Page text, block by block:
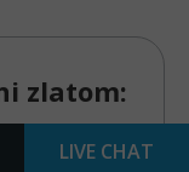
LIVE CHAT